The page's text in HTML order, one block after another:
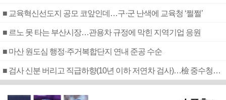
■ 교육혁신선도지 공모 코앞인데…구·군 난색에 교육청 ‘쩔쩔’
■ 르노 못 타는 부산시장…관용차 규정에 막힌 지역기업 응원
■ 마산 원도심 행정·주거복합단지 연내 준공 수순
■ 검사 신분 버리고 직급하향(10년 이하 저연차 검사)…檢 중수청행 기피